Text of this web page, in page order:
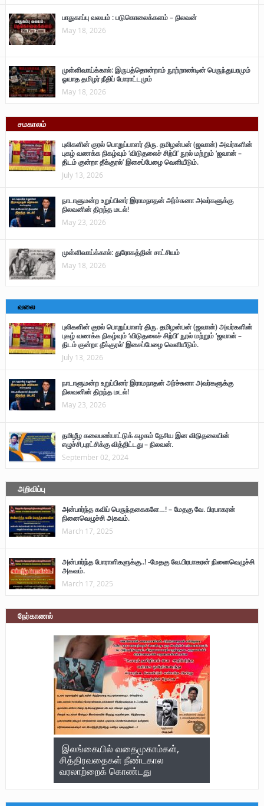
பாதுகாப்பு வலயம் : படுகொலைக்களம் – நிலவன்
May 18, 2026
முள்ளிவாய்க்கால்: இருபத்தொன்றாம் நூற்றாண்டின் பெருந்துயரமும்
ஓயாத தமிழர் நீதிப் போராட்டமும்
May 18, 2026
சமகாலம்
புலிகளின் குரல் பொறுப்பாளர் திரு. தமிழன்பன் (ஜவான்) அவர்களின்
புகழ் வணக்க நிகழ்வும் ‘விடுதலைச் சிற்பி’ நூல் மற்றும் ‘ஜவான் –
திடம் குன்றா தீக்குரல்’ இசைப்பேழை வெளியீடும்.
July 13, 2026
நாடாளுமன்ற உறுப்பினர் இராமநாதன் அர்ச்சுனா அவர்களுக்கு
நிலவனின் திறந்த மடல்!
May 23, 2026
முள்ளிவாய்க்கால்: துரோகத்தின் சாட்சியம்
May 18, 2026
வலை
புலிகளின் குரல் பொறுப்பாளர் திரு. தமிழன்பன் (ஜவான்) அவர்களின்
புகழ் வணக்க நிகழ்வும் ‘விடுதலைச் சிற்பி’ நூல் மற்றும் ‘ஜவான் –
திடம் குன்றா தீக்குரல்’ இசைப்பேழை வெளியீடும்.
July 13, 2026
நாடாளுமன்ற உறுப்பினர் இராமநாதன் அர்ச்சுனா அவர்களுக்கு
நிலவனின் திறந்த மடல்!
May 23, 2026
தமிழீழ கலைபண்பாட்டுக் கழகம் தேசிய இன விடுதலையின்
எழுச்சி,புரட்சிக்கு வித்திட்டது – நிலவன்.
September 02, 2024
அறிவிப்பு
அன்பார்ந்த கவிப் பெருந்தகைகளே…! – மேதகு வே. பிரபாகரன்
நினைவெழுச்சி அகவம்.
March 17, 2025
அன்பார்ந்த போராளிகளுக்கு..! -மேதகு வே.பிரபாகரன் நினைவெழுச்சி
அகவம்.
March 17, 2025
நேர்காணல்
இலங்கையில் வதைமுகாம்கள்,
சித்திரவதைகள் நீண்டகால
வரலாற்றைக் கொண்டது